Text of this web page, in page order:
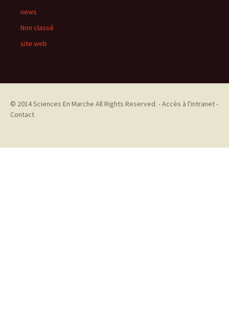
news
Non classé
site web
© 2014Sciences En Marche All Rights Reserved. -Accès à l'intranet-
Contact